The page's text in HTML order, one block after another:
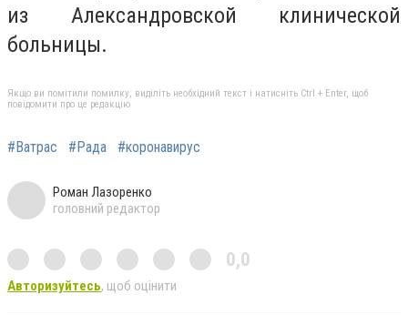
из Александровской клинической
больницы.
Якщо ви помітили помилку, виділіть необхідний текст і натисніть Ctrl + Enter, щоб
повідомити про це редакцію
#Ватрас #Рада #коронавирус
Роман Лазоренко
головний редактор
0,0
Авторизуйтесь, щоб оцінити